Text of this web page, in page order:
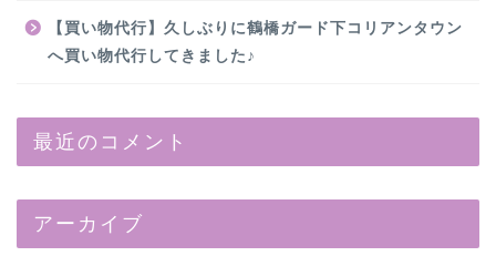
【買い物代行】久しぶりに鶴橋ガード下コリアンタウン
へ買い物代行してきました♪
最近のコメント
アーカイブ